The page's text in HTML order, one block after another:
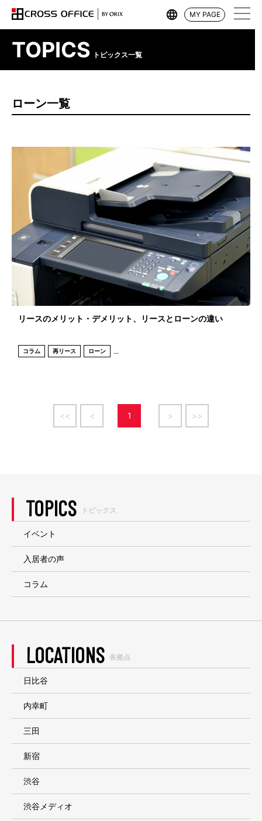
MY PAGE
TOPICS トピックス一覧
ローン一覧
リースのメリット・デメリット、リースとローンの違い
コラム 再リース ローン ...
<< < 1 > >>
TOPICS トピックス
イベント
入居者の声
コラム
LOCATIONS 各拠点
日比谷
内幸町
三田
新宿
渋谷
渋谷メディオ